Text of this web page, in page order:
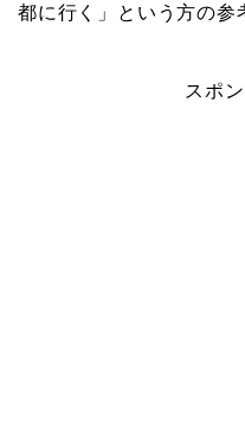
都に行く」という方の参
スポ